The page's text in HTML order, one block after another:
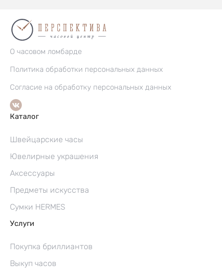
О часовом ломбарде
Политика обработки персональных данных
Согласие на обработку персональных данных
Каталог
Швейцарские часы
Ювелирные украшения
Аксессуары
Предметы искусства
Сумки HERMES
Услуги
Покупка бриллиантов
Выкуп часов